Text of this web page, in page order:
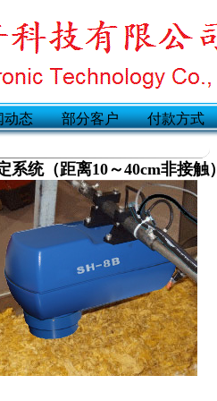
动态 部分客户 付款方式
系统（距离10～40cm非接触）